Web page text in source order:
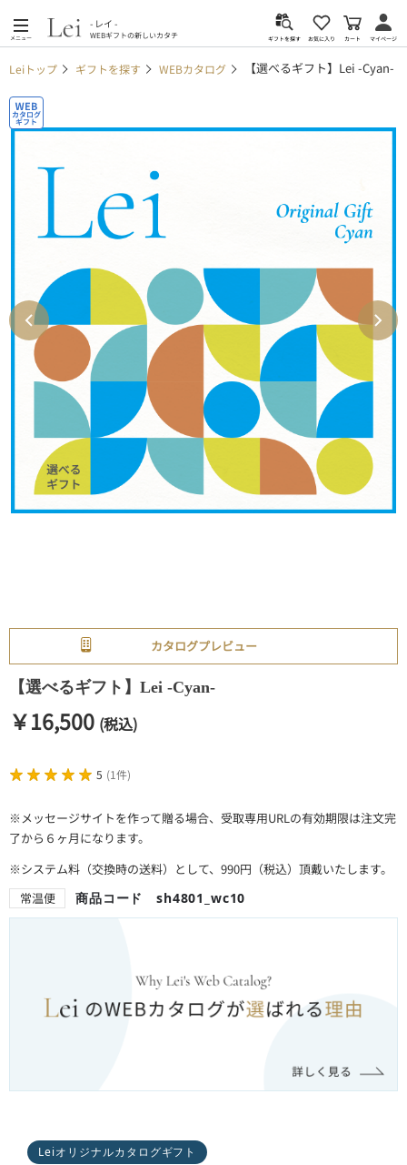
メニュー
- レイ -
WEBギフトの新しいカタチ ギフトを探す お気に入り カート マイページ
Leiトップ ギフトを探す WEBカタログ 【選べるギフト】Lei -Cyan-
カタログプレビュー
【選べるギフト】Lei -Cyan-
￥16,500 (税込)
5 (1件)
※メッセージサイトを作って贈る場合、受取専用URLの有効期限は注文完
了から６ヶ月になります。
※システム料（交換時の送料）として、990円（税込）頂戴いたします。
常温便
商品コード sh4801_wc10
Leiオリジナルカタログギフト